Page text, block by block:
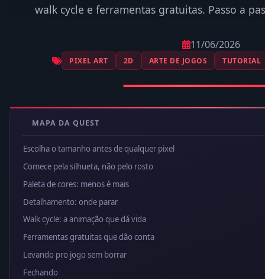
walk cycle e ferramentas gratuitas. Passo a
11/06/2026
PIXEL ART 2D ARTE DE JOGOS TUTORIAL
MAPA DA QUEST
Escolha o tamanho antes de qualquer pixel
Comece pela silhueta, não pelo rosto
Paleta de cores: menos é mais
Detalhamento: onde parar
Walk cycle: a animação que dá vida
Ferramentas gratuitas que dão conta
Levando pro jogo sem borrar
Fechando